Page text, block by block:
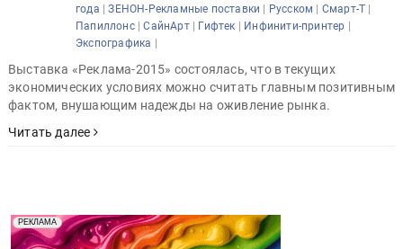
года |ЗЕНОН-Рекламные поставки | Русском | Смарт-Т |
Папиллонс|СайнАрт| Гифтек | Инфинити-принтер |
Экспографика |
Выставка «Реклама-2015» состоялась, что в текущих
экономических условиях можно считать главным позитивным
фактом, внушающим надежды на оживление рынка.
Читать далее
РЕКЛАМА
Реклама. Рекламодатель ООО "Передовые Системы
Печати" erid: 2SDnjd2d4Qz